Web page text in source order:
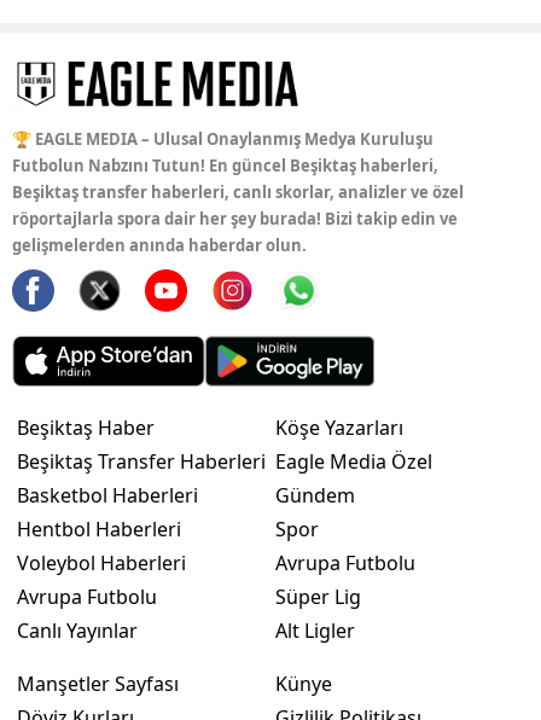
🏆 EAGLE MEDIA – Ulusal Onaylanmış Medya Kuruluşu
Futbolun Nabzını Tutun! En güncel Beşiktaş haberleri,
Beşiktaş transfer haberleri, canlı skorlar, analizler ve özel
röportajlarla spora dair her şey burada! Bizi takip edin ve
gelişmelerden anında haberdar olun.
Beşiktaş Haber
Beşiktaş Transfer Haberleri
Basketbol Haberleri
Hentbol Haberleri
Voleybol Haberleri
Avrupa Futbolu
Canlı Yayınlar
Köşe Yazarları
Eagle Media Özel
Gündem
Spor
Avrupa Futbolu
Süper Lig
Alt Ligler
Manşetler Sayfası
Künye